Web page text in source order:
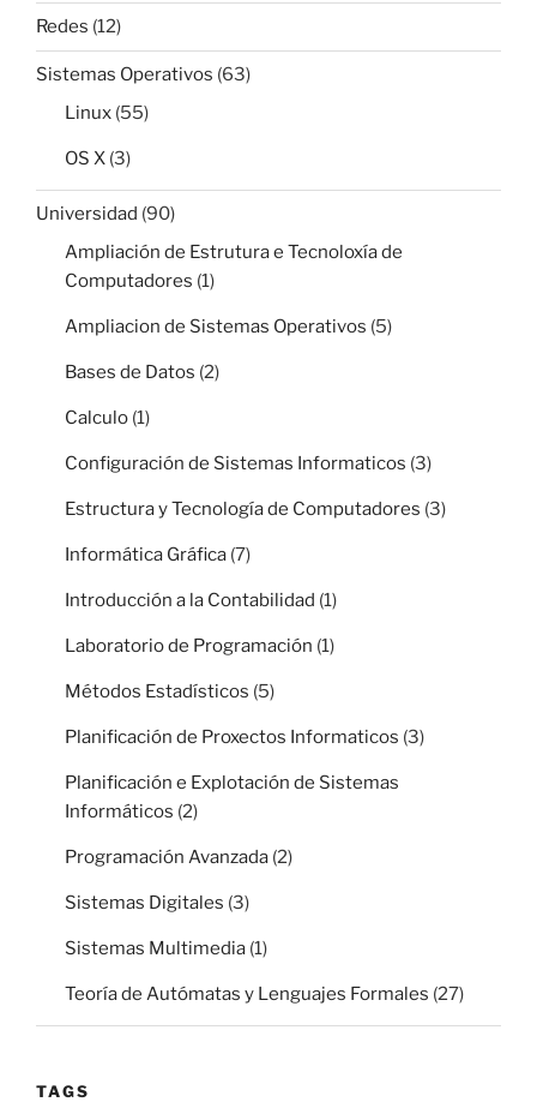
Redes (12)
Sistemas Operativos (63)
Linux (55)
OS X (3)
Universidad (90)
Ampliación de Estrutura e Tecnoloxía de
Computadores (1)
Ampliacion de Sistemas Operativos (5)
Bases de Datos (2)
Calculo (1)
Configuración de Sistemas Informaticos (3)
Estructura y Tecnología de Computadores (3)
Informática Gráfica (7)
Introducción a la Contabilidad (1)
Laboratorio de Programación (1)
Métodos Estadísticos (5)
Planificación de Proxectos Informaticos (3)
Planificación e Explotación de Sistemas
Informáticos (2)
Programación Avanzada (2)
Sistemas Digitales (3)
Sistemas Multimedia (1)
Teoría de Autómatas y Lenguajes Formales (27)
TAGS